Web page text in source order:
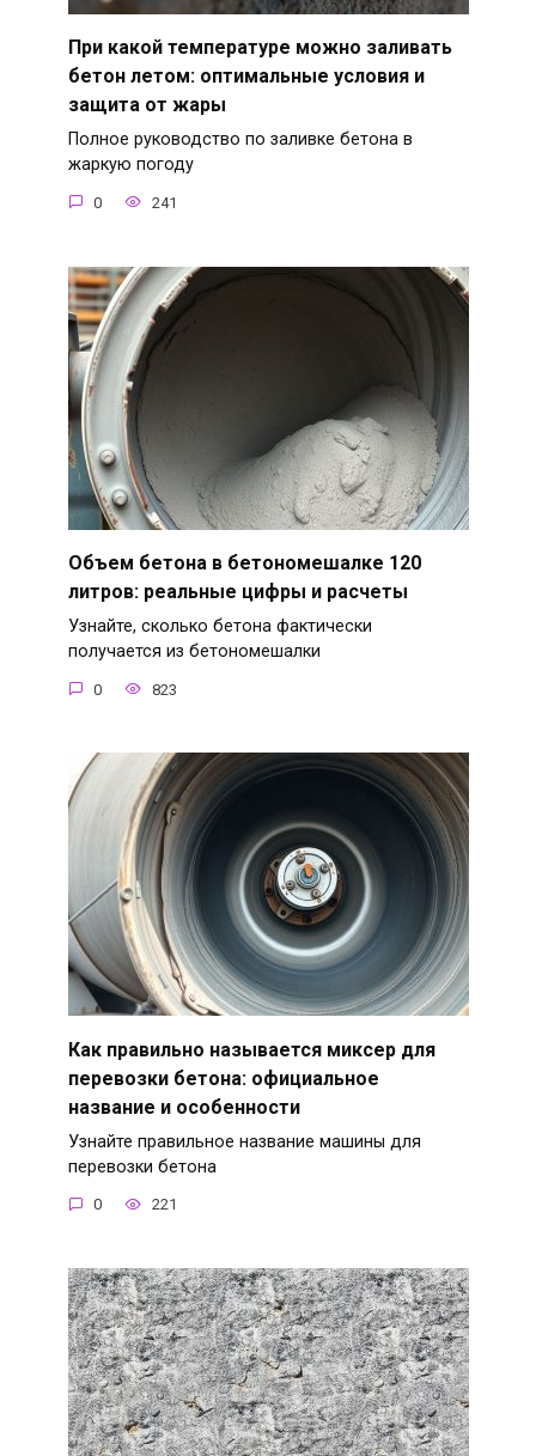
При какой температуре можно заливать
бетон летом: оптимальные условия и
защита от жары
Полное руководство по заливке бетона в
жаркую погоду
0 241
Объем бетона в бетономешалке 120
литров: реальные цифры и расчеты
Узнайте, сколько бетона фактически
получается из бетономешалки
0 823
Как правильно называется миксер для
перевозки бетона: официальное
название и особенности
Узнайте правильное название машины для
перевозки бетона
0 221